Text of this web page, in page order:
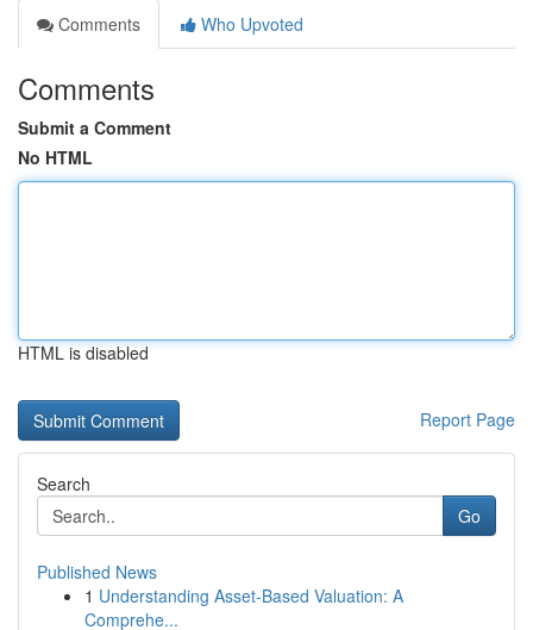
Comments
Who Upvoted
Comments
Submit a Comment
No HTML
HTML is disabled
Report Page
Search
Go
Published News
1 Understanding Asset-Based Valuation: A
Comprehe...